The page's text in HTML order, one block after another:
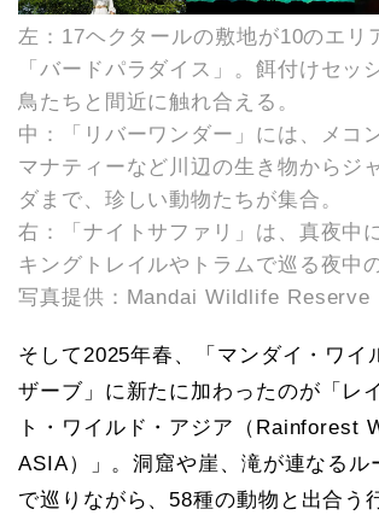
左：17ヘクタールの敷地が10のエリ
「バードパラダイス」。餌付けセッ
鳥たちと間近に触れ合える。
中：「リバーワンダー」には、メコ
マナティーなど川辺の生き物からジ
ダまで、珍しい動物たちが集合。
右：「ナイトサファリ」は、真夜中
キングトレイルやトラムで巡る夜中
写真提供：Mandai Wildlife Reserve
そして2025年春、「マンダイ・ワイ
ザーブ」に新たに加わったのが「レ
ト・ワイルド・アジア（Rainforest
ASIA）」。洞窟や崖、滝が連なるル
で巡りながら、58種の動物と出合う